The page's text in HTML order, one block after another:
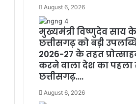
August 6, 2026
मुख्यमंत्री विष्णुदेव साय
छत्तीसगढ़ को बड़ी
2026-27 के तहत
करने वाला देश का पहला
छत्तीसगढ़….
August 6, 2026